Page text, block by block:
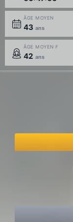
ÂGE MOYEN
43 ans
ÂGE MOYEN F
42 ans